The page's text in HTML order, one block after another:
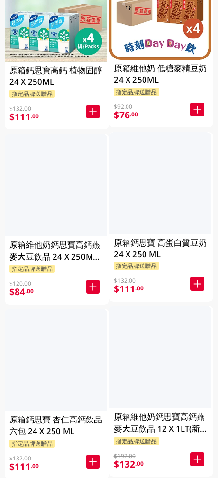
原箱鈣思寶高鈣 植物固醇
24 X 250ML
指定品牌送贈品
$132.00
$111.00
原箱維他奶鈣思寶高鈣燕
麥大豆飲品 24 X 250ML
(新舊包裝隨機發貨)
指定品牌送贈品
$120.00
$84.00
原箱鈣思寶 杏仁高鈣飲品
六包 24 X 250 ML
指定品牌送贈品
$132.00
$111.00
原箱維他奶 低糖麥精豆奶
24 X 250ML
指定品牌送贈品
$92.00
$76.00
原箱鈣思寶 高蛋白質豆奶
24 X 250 ML
指定品牌送贈品
$132.00
$111.00
原箱維他奶鈣思寶高鈣燕
麥大豆飲品 12 X 1LT(新
舊包裝隨機發貨)
指定品牌送贈品
$192.00
$132.00